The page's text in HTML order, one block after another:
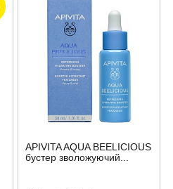
APIVITA AQUA BEELICIOUS
бустер зволожуючий...